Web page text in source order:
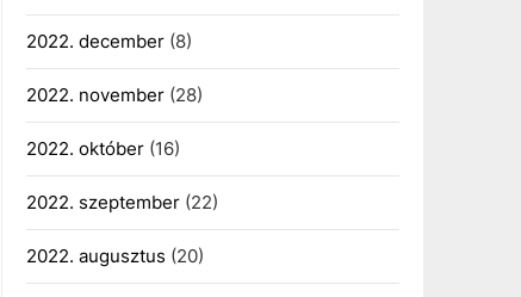
2022. december(8)
2022. november(28)
2022. október(16)
2022. szeptember(22)
2022. augusztus (20)